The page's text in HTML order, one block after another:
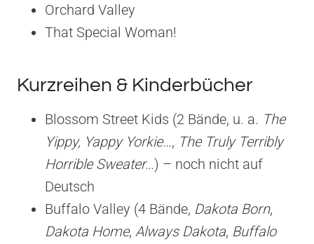
Orchard Valley
That Special Woman!
Kurzreihen & Kinderbücher
Blossom Street Kids (2 Bände, u. a. The
Yippy, Yappy Yorkie…, The Truly Terribly
Horrible Sweater…) – noch nicht auf
Deutsch
Buffalo Valley (4 Bände, Dakota Born,
Dakota Home, Always Dakota, Buffalo